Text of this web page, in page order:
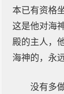
本已有资格
这是他对海
殿的主人，
海神的，永
没有多